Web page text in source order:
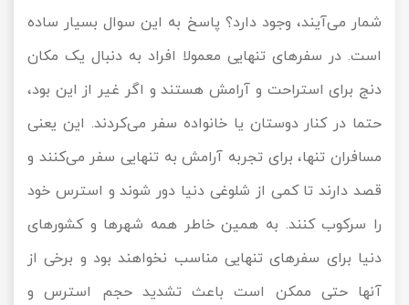
شمار می‌آیند، وجود دارد؟ پاسخ به این سوال بسیار ساده
است. در سفرهای تنهایی معمولا افراد به دنبال یک مکان
دنج برای استراحت و آرامش هستند و اگر غیر از این بود،
حتما در کنار دوستان یا خانواده سفر می‌کردند. این یعنی
مسافران تنها، برای تجربه آرامش به تنهایی سفر می‌کنند و
قصد دارند تا کمی از شلوغی دنیا دور شوند و استرس خود
را سرکوب کنند. به همین خاطر همه شهرها و کشورهای
دنیا برای سفرهای تنهایی مناسب نخواهند بود و برخی از
آنها حتی ممکن است باعث تشدید حجم استرس و